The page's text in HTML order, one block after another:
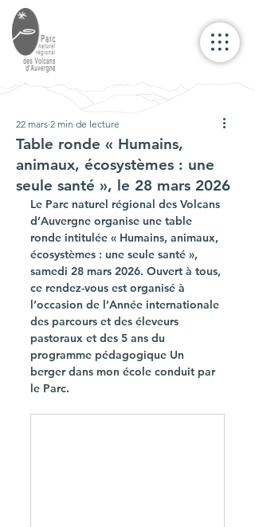
Table ronde « Humains,
animaux, écosystèmes : une
seule santé », le 28 mars 2026
22 mars 2 min de lecture
Le Parc naturel régional des Volcans
d’Auvergne organise une table
ronde intitulée « Humains, animaux,
écosystèmes : une seule santé »,
samedi 28 mars 2026. Ouvert à tous,
ce rendez-vous est organisé à
l’occasion de l’Année internationale
des parcours et des éleveurs
pastoraux et des 5 ans du
programme pédagogique Un
berger dans mon école conduit par
le Parc.